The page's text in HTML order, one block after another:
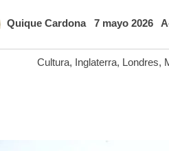
Quique Cardona 7 mayo 2026
Cultura, Inglaterra, Londres,